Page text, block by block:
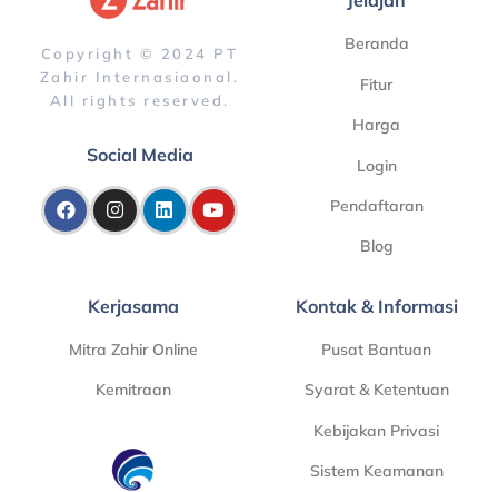
Copyright © 2024 PT
Zahir Internasiaonal.
All rights reserved.
Social Media
Beranda
Fitur
Harga
Login
Pendaftaran
Blog
Kerjasama
Mitra Zahir Online
Kemitraan
Kontak & Informasi
Pusat Bantuan
Syarat & Ketentuan
Kebijakan Privasi
Sistem Keamanan